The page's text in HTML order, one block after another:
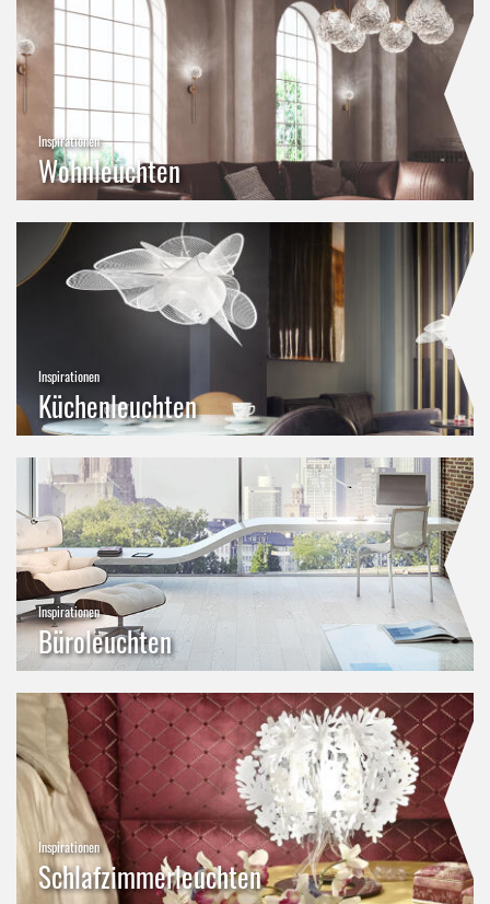
Inspirationen
Wohnleuchten
Inspirationen
Küchenleuchten
Inspirationen
Büroleuchten
Inspirationen
Schlafzimmerleuchten